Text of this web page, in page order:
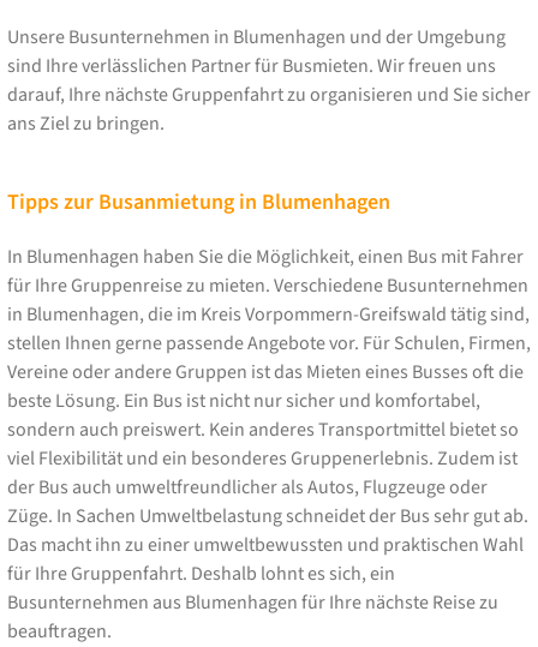
Unsere Busunternehmen in Blumenhagen und der Umgebung
sind Ihre verlässlichen Partner für Busmieten. Wir freuen uns
darauf, Ihre nächste Gruppenfahrt zu organisieren und Sie sicher
ans Ziel zu bringen.
Tipps zur Busanmietung in Blumenhagen
In Blumenhagen haben Sie die Möglichkeit, einen Bus mit Fahrer
für Ihre Gruppenreise zu mieten. Verschiedene Busunternehmen
in Blumenhagen, die im Kreis Vorpommern-Greifswald tätig sind,
stellen Ihnen gerne passende Angebote vor. Für Schulen, Firmen,
Vereine oder andere Gruppen ist das Mieten eines Busses oft die
beste Lösung. Ein Bus ist nicht nur sicher und komfortabel,
sondern auch preiswert. Kein anderes Transportmittel bietet so
viel Flexibilität und ein besonderes Gruppenerlebnis. Zudem ist
der Bus auch umweltfreundlicher als Autos, Flugzeuge oder
Züge. In Sachen Umweltbelastung schneidet der Bus sehr gut ab.
Das macht ihn zu einer umweltbewussten und praktischen Wahl
für Ihre Gruppenfahrt. Deshalb lohnt es sich, ein
Busunternehmen aus Blumenhagen für Ihre nächste Reise zu
beauftragen.